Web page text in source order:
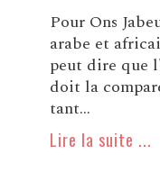
Pour Ons
arabe et
peut dire que
doit la
tant...
Lire la suite ...